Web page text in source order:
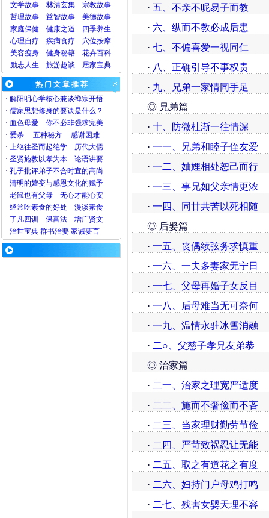
文学故事
林清玄集
宗教故事
哲理故事
益智故事
美德故事
家庭保健
健康之道
四季养生
心理自疗 疾病食疗 穴位按摩
美容瘦身 健身秘籍 花卉百科
励志人生
旅游趣谈 居家宝典
热 门 文 章 推 荐
· 解阳明心学核心兼谈禅宗开悟
· 儒家思想修身的要诀是什么？
· 血色母爱
你不必非强求完美
· 爱杀 五种秘方
感谢困难
· 上继往圣而起绝学
历代大儒
· 圣贤施教以孝为本
论语讲要
· 孔子批评弟子不合时宜的高尚
· 清明的嬗变与感恩文化的赋予
· 老鼠也有父母
无心才能心安
· 经常吃素食的好处
漫谈素食
· 了凡四训 保富法
增广贤文
· 治世宝典 群书治要 家诫要言
· 五、不亲不昵易子而教
· 六、纵而不教必成后患
· 七、不偏喜爱一视同仁
· 八、正确引导不事权贵
· 九、兄弟一家情同手足
◎ 兄弟篇
· 十、防微杜渐一往情深
· 一一、兄弟和睦子侄友爱
· 一二、妯娌相处恕己而行
· 一三、事兄如父亲情更浓
· 一四、同甘共苦以死相随
◎ 后娶篇
· 一五、丧偶续弦务求慎重
· 一六、一夫多妻家无宁日
· 一七、父母再婚子女反目
· 一八、后母难当无可奈何
· 一九、温情永驻冰雪消融
· 二○、父慈子孝兄友弟恭
◎ 治家篇
· 二一、治家之理宽严适度
· 二二、施而不奢俭而不吝
· 二三、当家理财勤劳节俭
· 二四、严苛致祸忍让无能
· 二五、取之有道花之有度
· 二六、妇持门户母鸡打鸣
· 二七、残害女婴天理不容